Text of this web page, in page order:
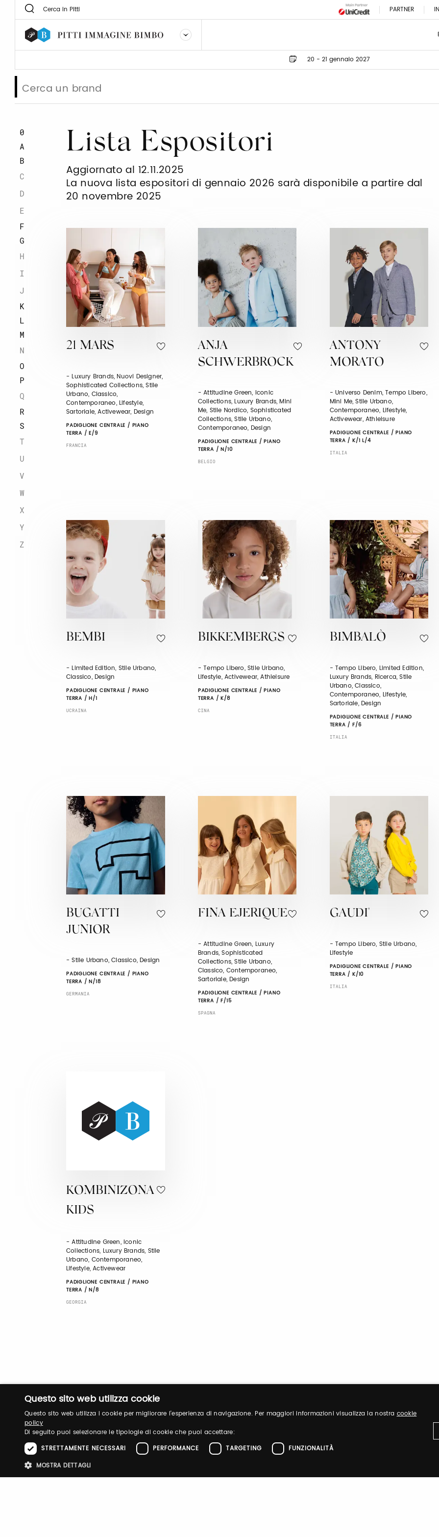
PARTNER
20 - 21 gennaio 2027
0
A
B
C
D
E
F
G
H
I
J
K
L
M
N
O
P
Q
R
S
T
U
V
W
X
Y
Z
Lista Espositori
Aggiornato al 12.11.2025
La nuova lista espositori di gennaio 2026 sarà disponibile a partire dal
20 novembre 2025
21 MARS
- Luxury Brands, Nuovi Designer,
Sophisticated Collections, Stile
Urbano, Classico,
Contemporaneo, Lifestyle,
Sartoriale, Activewear, Design
PADIGLIONE CENTRALE / PIANO
TERRA / E/9
FRANCIA
ANJA
SCHWERBROCK
- Attitudine Green, Iconic
Collections, Luxury Brands, Mini
Me, Stile Nordico, Sophisticated
Collections, Stile Urbano,
Contemporaneo, Design
PADIGLIONE CENTRALE / PIANO
TERRA / N/10
BELGIO
ANTONY
MORATO
- Universo Denim, Tempo Libero,
Mini Me, Stile Urbano,
Contemporaneo, Lifestyle,
Activewear, Athleisure
PADIGLIONE CENTRALE / PIANO
TERRA / K/1 L/4
ITALIA
BEMBI
- Limited Edition, Stile Urbano,
Classico, Design
PADIGLIONE CENTRALE / PIANO
TERRA / H/1
UCRAINA
BIKKEMBERGS
- Tempo Libero, Stile Urbano,
Lifestyle, Activewear, Athleisure
PADIGLIONE CENTRALE / PIANO
TERRA / K/8
CINA
BIMBALÒ
- Tempo Libero, Limited Edition,
Luxury Brands, Ricerca, Stile
Urbano, Classico,
Contemporaneo, Lifestyle,
Sartoriale, Design
PADIGLIONE CENTRALE / PIANO
TERRA / F/6
ITALIA
BUGATTI
JUNIOR
- Stile Urbano, Classico, Design
PADIGLIONE CENTRALE / PIANO
TERRA / N/18
GERMANIA
FINA EJERIQUE
- Attitudine Green, Luxury
Brands, Sophisticated
Collections, Stile Urbano,
Classico, Contemporaneo,
Sartoriale, Design
PADIGLIONE CENTRALE / PIANO
TERRA / F/15
SPAGNA
GAUDI'
- Tempo Libero, Stile Urbano,
Lifestyle
PADIGLIONE CENTRALE / PIANO
TERRA / K/10
ITALIA
KOMBINIZONA
KIDS
- Attitudine Green, Iconic
Collections, Luxury Brands, Stile
Urbano, Contemporaneo,
Lifestyle, Activewear
PADIGLIONE CENTRALE / PIANO
TERRA / N/8
GEORGIA
Questo sito web utilizza cookie
Questo sito web utilizza i cookie per migliorare l'esperienza di navigazione. Per maggiori informazioni visualizza la nostracookie
policy
Di seguito puoi selezionare le tipologie di cookie che puoi accettare:
STRETTAMENTE NECESSARI
PERFORMANCE TARGETING
FUNZIONALITÀ
MOSTRA DETTAGLI